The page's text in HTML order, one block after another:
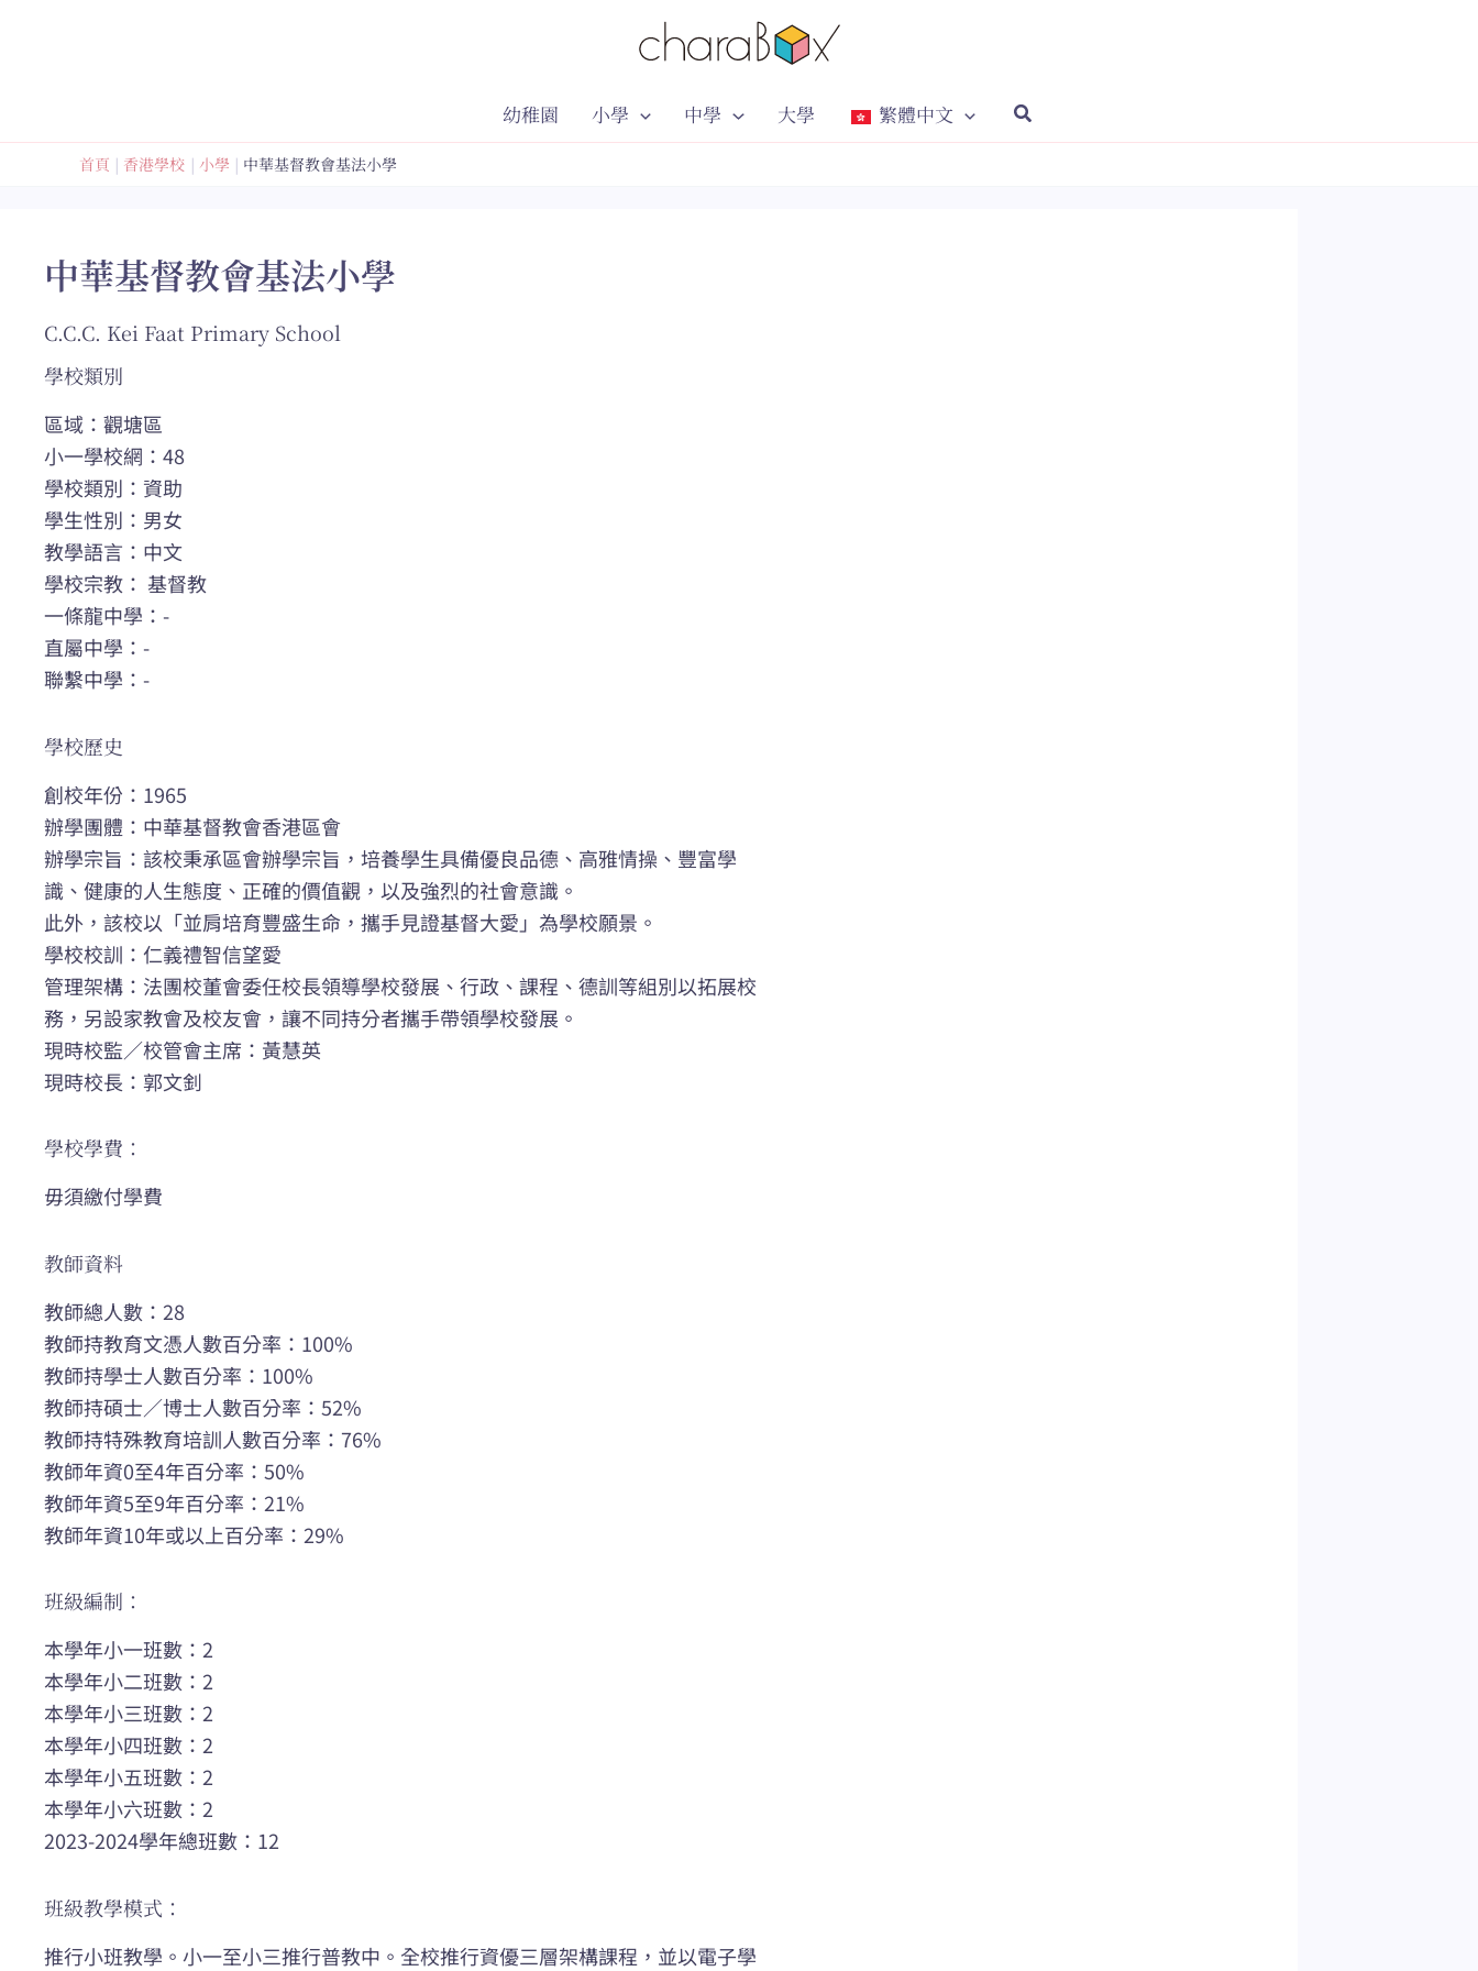
幼稚園 小學 中學 大學 繁體中文
首頁 香港學校 小學 中華基督教會基法小學
中華基督教會基法小學
C.C.C. Kei Faat Primary School
學校類別
區域：觀塘區
小一學校網：48
學校類別：資助
學生性別：男女
教學語言：中文
學校宗教： 基督教
一條龍中學：-
直屬中學：-
聯繫中學：-
學校歷史
創校年份：1965
辦學團體：中華基督教會香港區會
辦學宗旨：該校秉承區會辦學宗旨，培養學生具備優良品德、高雅情操、豐富學
識、健康的人生態度、正確的價值觀，以及強烈的社會意識。
此外，該校以「並肩培育豐盛生命，攜手見證基督大愛」為學校願景。
學校校訓：仁義禮智信望愛
管理架構：法團校董會委任校長領導學校發展、行政、課程、德訓等組別以拓展校
務，另設家教會及校友會，讓不同持分者攜手帶領學校發展。
現時校監／校管會主席：黃慧英
現時校長：郭文釗
學校學費：
毋須繳付學費
教師資料
教師總人數：28
教師持教育文憑人數百分率：100%
教師持學士人數百分率：100%
教師持碩士／博士人數百分率：52%
教師持特殊教育培訓人數百分率：76%
教師年資0至4年百分率：50%
教師年資5至9年百分率：21%
教師年資10年或以上百分率：29%
班級編制：
本學年小一班數：2
本學年小二班數：2
本學年小三班數：2
本學年小四班數：2
本學年小五班數：2
本學年小六班數：2
2023-2024學年總班數：12
班級教學模式：
推行小班教學。小一至小三推行普教中。全校推行資優三層架構課程，並以電子學